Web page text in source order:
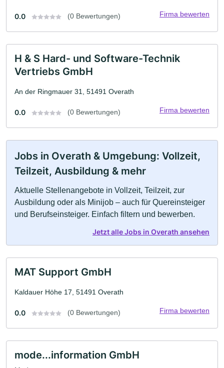
0.0 (0 Bewertungen) Firma bewerten
H & S Hard- und Software-Technik
Vertriebs GmbH
An der Ringmauer 31, 51491 Overath
0.0 (0 Bewertungen) Firma bewerten
Jobs in Overath & Umgebung: Vollzeit,
Teilzeit, Ausbildung & mehr
Aktuelle Stellenangebote in Vollzeit, Teilzeit, zur
Ausbildung oder als Minijob – auch für Quereinsteiger
und Berufseinsteiger. Einfach filtern und bewerben.
Jetzt alle Jobs in Overath ansehen
MAT Support GmbH
Kaldauer Höhe 17, 51491 Overath
0.0 (0 Bewertungen) Firma bewerten
mode...information GmbH